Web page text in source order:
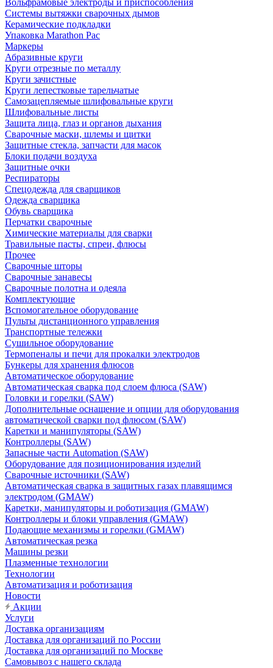
Вольфрамовые электроды и приспособления
Системы вытяжки сварочных дымов
Керамические подкладки
Упаковка Marathon Pac
Маркеры
Абразивные круги
Круги отрезные по металлу
Круги зачистные
Круги лепестковые тарельчатые
Самозацепляемые шлифовальные круги
Шлифовальные листы
Защита лица, глаз и органов дыхания
Сварочные маски, шлемы и щитки
Защитные стекла, запчасти для масок
Блоки подачи воздуха
Защитные очки
Респираторы
Спецодежда для сварщиков
Одежда сварщика
Обувь сварщика
Перчатки сварочные
Химические материалы для сварки
Травильные пасты, спреи, флюсы
Прочее
Сварочные шторы
Сварочные занавесы
Сварочные полотна и одеяла
Комплектующие
Вспомогательное оборудование
Пульты дистанционного управления
Транспортные тележки
Сушильное оборудование
Термопеналы и печи для прокалки электродов
Бункеры для хранения флюсов
Автоматическое оборудование
Автоматическая сварка под слоем флюса (SAW)
Головки и горелки (SAW)
Дополнительные оснащение и опции для оборудования
автоматической сварки под флюсом (SAW)
Каретки и манипуляторы (SAW)
Контроллеры (SAW)
Запасные части Automation (SAW)
Оборудование для позиционирования изделий
Сварочные источники (SAW)
Автоматическая сварка в защитных газах плавящимся
электродом (GMAW)
Каретки, манипуляторы и роботизация (GMAW)
Контроллеры и блоки управления (GMAW)
Подающие механизмы и горелки (GMAW)
Автоматическая резка
Машины резки
Плазменные технологии
Технологии
Автоматизация и роботизация
Новости
Акции
Услуги
Доставка организациям
Доставка для организаций по России
Доставка для организаций по Москве
Самовывоз с нашего склада